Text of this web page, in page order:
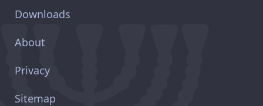
Downloads
About
Privacy
Sitemap